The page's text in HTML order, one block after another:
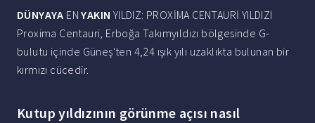
DÜNYAYA ENYAKIN YILDIZ: PROXİMA CENTAURİ YILDIZI
Proxima Centauri, Erboğa Takımyıldızı bölgesinde G-
bulutu içinde Güneş'ten 4,24 ışık yılı uzaklıkta bulunan bir
kırmızı cücedir.
Kutup yıldızının görünme açısı nasıl